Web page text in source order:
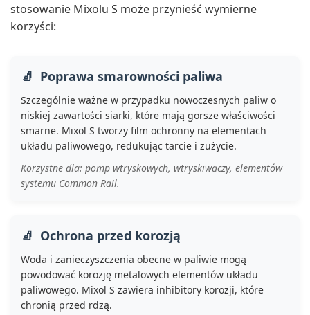
stosowanie Mixolu S może przynieść wymierne
korzyści:
Poprawa smarowności paliwa
Szczególnie ważne w przypadku nowoczesnych paliw o
niskiej zawartości siarki, które mają gorsze właściwości
smarne. Mixol S tworzy film ochronny na elementach
układu paliwowego, redukując tarcie i zużycie.
Korzystne dla: pomp wtryskowych, wtryskiwaczy, elementów
systemu Common Rail.
Ochrona przed korozją
Woda i zanieczyszczenia obecne w paliwie mogą
powodować korozję metalowych elementów układu
paliwowego. Mixol S zawiera inhibitory korozji, które
chronią przed rdzą.